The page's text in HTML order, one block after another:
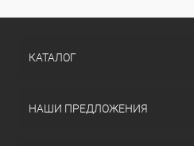
КАТАЛОГ
НАШИ ПРЕДЛОЖЕНИЯ